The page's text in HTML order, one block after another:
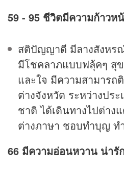
59 - 95 ชีวิตมีความก้าวห
สติปัญญาดี มีลางสังหร
มีโชคลาภแบบฟลุ้คๆ สุ
และใจ มีความสามารถ
ต่างจังหวัด ระหว่างปร
ชาติ ได้เดินทางไปต่าง
ต่างภาษา ชอบทำบุญ ท
66 มีความอ่อนหวาน น่ารั